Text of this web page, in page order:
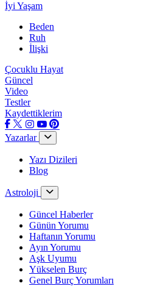
İyi Yaşam
Beden
Ruh
İlişki
Çocuklu Hayat
Güncel
Video
Testler
Kaydettiklerim
Yazarlar
Yazı Dizileri
Blog
Astroloji
Güncel Haberler
Günün Yorumu
Haftanın Yorumu
Ayın Yorumu
Aşk Uyumu
Yükselen Burç
Genel Burç Yorumları